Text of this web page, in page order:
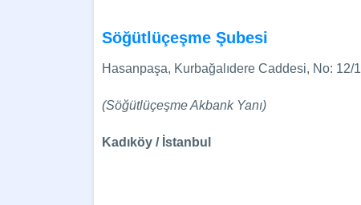
Söğütlüçeşme Şubesi
Hasanpaşa, Kurbağalıdere Caddesi, No: 12/1
(Söğütlüçeşme Akbank Yanı)
Kadıköy / İstanbul